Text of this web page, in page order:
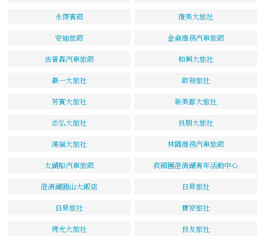
永傑賓館 復美大旅社
安迪旅館 金侖商務汽車旅館
吉普森汽車旅館 和興大旅社
嘉一大旅社 啟發旅社
芳賓大旅社 新美都大旅社
志弘大旅社 良朋大旅社
鴻福大旅社 林園商務汽車旅館
太湖船汽車旅館 救國團澄清湖青年活動中心
澄清湖圓山大飯店 日昇旅社
日昇旅社 寶安旅社
佛光大旅社 良友旅社